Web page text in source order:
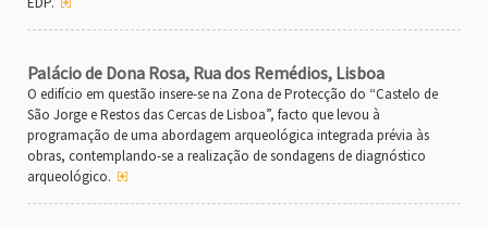
Palácio de Dona Rosa, Rua dos Remédios, Lisboa
O edifício em questão insere-se na Zona de Protecção do “Castelo de
São Jorge e Restos das Cercas de Lisboa”, facto que levou à
programação de uma abordagem arqueológica integrada prévia às
obras, contemplando-se a realização de sondagens de diagnóstico
arqueológico.